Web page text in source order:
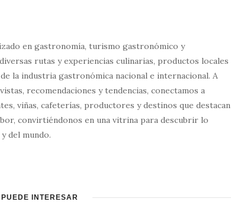
en gastronomía, turismo gastronómico y
rutas y experiencias culinarias, productos locales
la industria gastronómica nacional e internacional. A
recomendaciones y tendencias, conectamos a
viñas, cafeterías, productores y destinos que destacan
convirtiéndonos en una vitrina para descubrir lo
del mundo.
INTERESAR